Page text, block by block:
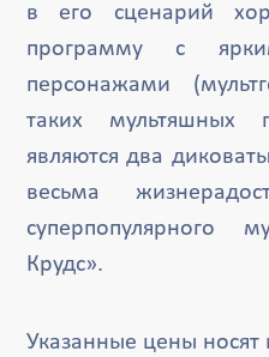
в его сценарий
программу с
персонажами
таких мультяшных
являются два
весьма
суперпопулярного
Крудс».
Указанные цены